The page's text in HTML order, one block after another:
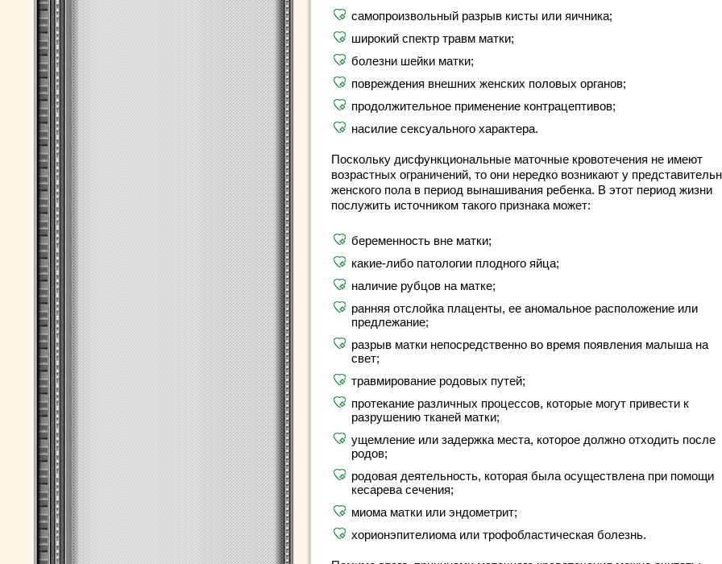
самопроизвольный разрыв кисты или яичника;
широкий спектр травм матки;
болезни шейки матки;
повреждения внешних женских половых органов;
продолжительное применение контрацептивов;
насилие сексуального характера.
Поскольку дисфункциональные маточные кровотечения не имеют
возрастных ограничений, то они нередко возникают у
женского пола в период вынашивания ребенка. В этот период жизни
послужить источником такого признака может:
беременность вне матки;
какие-либо патологии плодного яйца;
наличие рубцов на матке;
ранняя отслойка плаценты, ее аномальное расположение или
предлежание;
разрыв матки непосредственно во время появления малыша на
свет;
травмирование родовых путей;
протекание различных процессов, которые могут привести к
разрушению тканей матки;
ущемление или задержка места, которое должно отходить после
родов;
родовая деятельность, которая была осуществлена при помощи
кесарева сечения;
миома матки или эндометрит;
хорионэпителиома или трофобластическая болезнь.